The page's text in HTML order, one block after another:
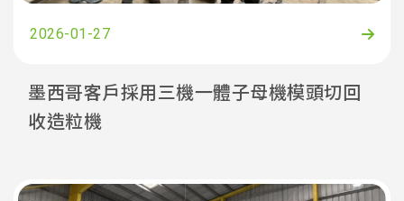
2026-01-27
墨西哥客戶採用三機一體子母機模頭切回
收造粒機